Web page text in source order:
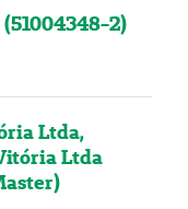
2)
Ltda,
Ltda